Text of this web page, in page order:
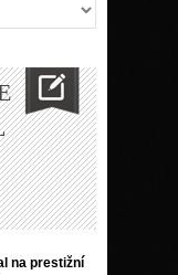
na prestižní